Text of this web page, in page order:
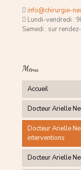
info@chirurgie-
Lundi-vendredi :
Samedi : sur
Menu
Accueil
Docteur Arielle
Docteur Arielle
interventions
Docteur Arielle